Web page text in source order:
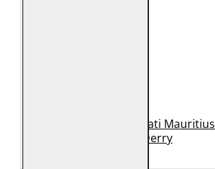
Geaca de Piele Barbati Mauritius
Neagra GBDerry